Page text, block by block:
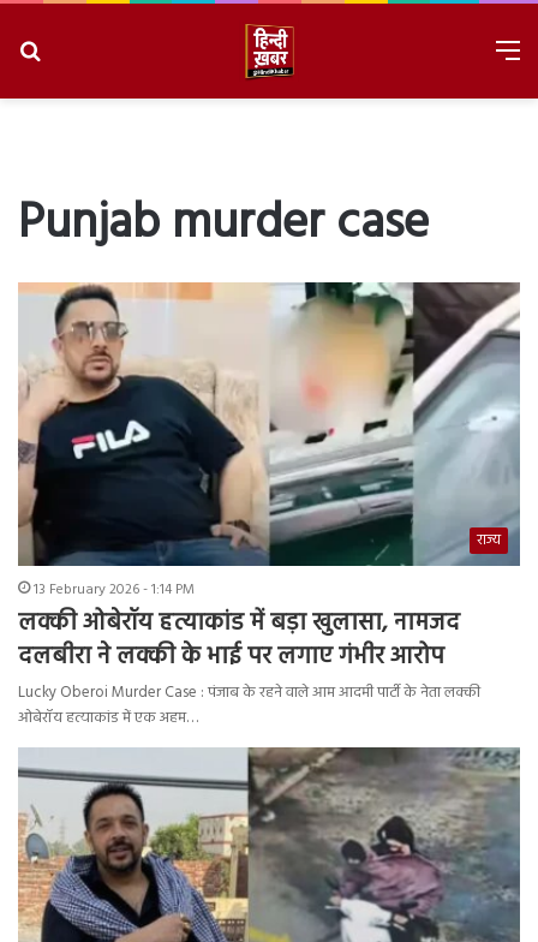
Punjab murder case
राज्य
13 February 2026 - 1:14 PM
लक्की ओबेरॉय हत्याकांड में बड़ा खुलासा, नामजद
दलबीरा ने लक्की के भाई पर लगाए गंभीर आरोप
Lucky Oberoi Murder Case : पंजाब के रहने वाले आम आदमी पार्टी के नेता लक्की
ओबेरॉय हत्याकांड में एक अहम…